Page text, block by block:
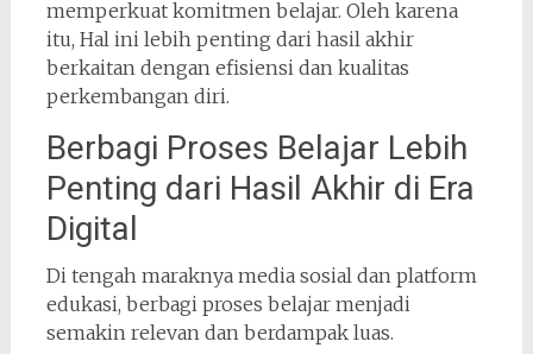
memperkuat komitmen belajar. Oleh karena
itu, Hal ini lebih penting dari hasil akhir
berkaitan dengan efisiensi dan kualitas
perkembangan diri.
Berbagi Proses Belajar Lebih
Penting dari Hasil Akhir di Era
Digital
Di tengah maraknya media sosial dan platform
edukasi, berbagi proses belajar menjadi
semakin relevan dan berdampak luas.